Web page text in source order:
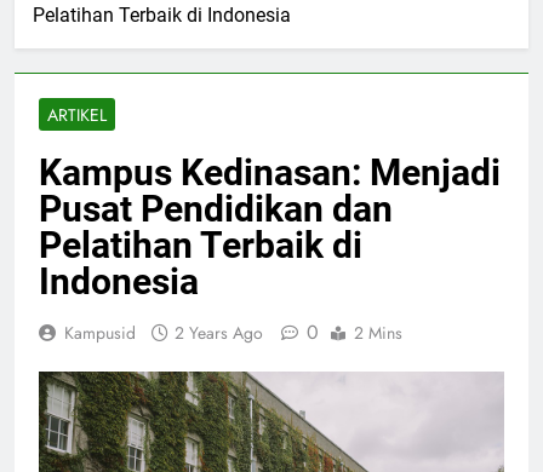
Pelatihan Terbaik di Indonesia
ARTIKEL
Kampus Kedinasan: Menjadi
Pusat Pendidikan dan
Pelatihan Terbaik di
Indonesia
Kampusid 2 Years Ago 0 2 Mins